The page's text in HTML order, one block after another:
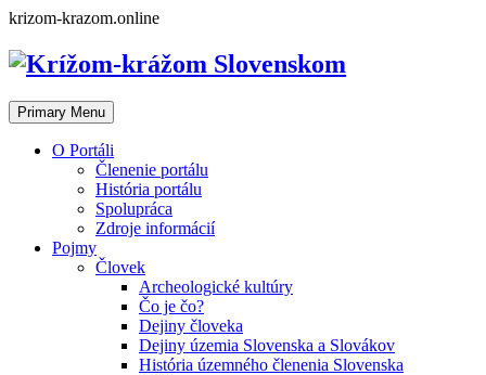
Skip
content
krizom-krazom.online
Primary Menu
O Portáli
Členenie portálu
História portálu
Spolupráca
Zdroje informácií
Pojmy
Človek
Archeologické kultúry
Čo je čo?
Dejiny človeka
Dejiny územia Slovenska a Slovákov
História územného členenia Slovenska